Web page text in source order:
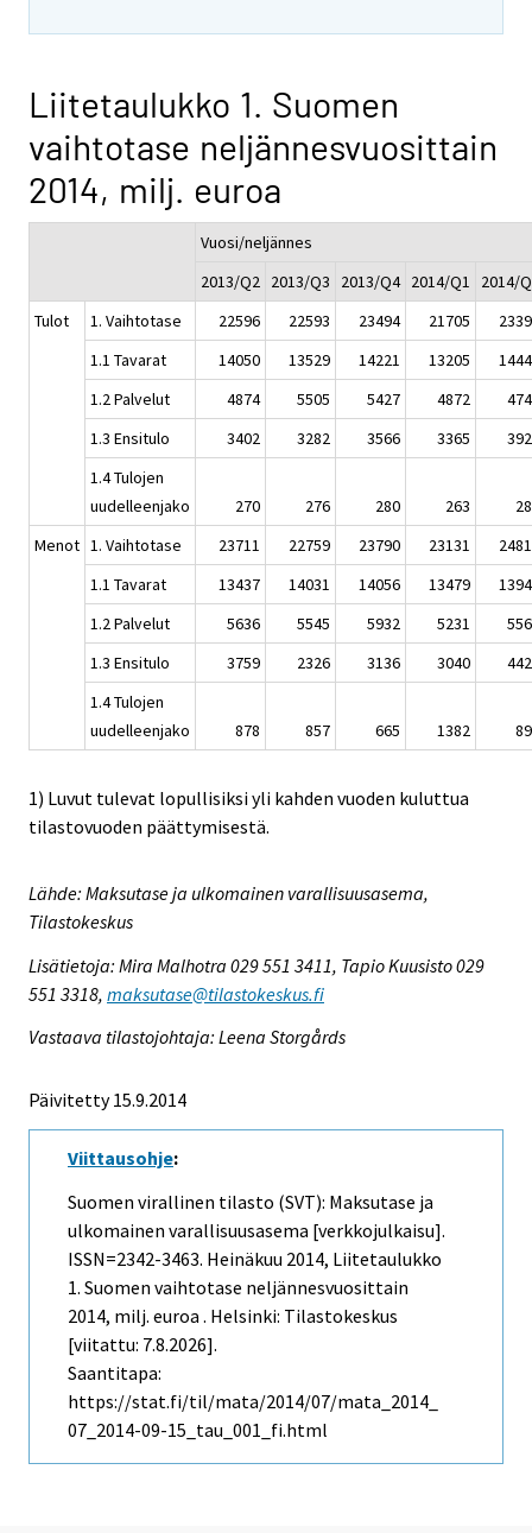
Liitetaulukko 1. Suomen
vaihtotase neljännesvuosittain
2014, milj. euroa
Vuosi/neljännes
2013/Q2 2013/Q3 2013/Q4 2014/Q1
2014/
Tulot
1. Vaihtotase 22596 22593 23494 21705
1.1 Tavarat
14050 13529 14221 13205
1.2 Palvelut
4874 5505 5427 4872
1.3 Ensitulo
3402 3282 3566 3365
1.4 Tulojen
uudelleenjako
270 276 280 263
Menot 1. Vaihtotase 23711 22759 23790 23131
1.1 Tavarat
13437 14031 14056 13479
1.2 Palvelut
5636 5545 5932 5231
1.3 Ensitulo
3759 2326 3136 3040
1.4 Tulojen
uudelleenjako
878 857 665 1382
1) Luvut tulevat lopullisiksi yli kahden vuoden kuluttua
tilastovuoden päättymisestä.
Lähde: Maksutase ja ulkomainen varallisuusasema,
Tilastokeskus
Lisätietoja: Mira Malhotra 029 551 3411, Tapio Kuusisto 029
551 3318, maksutase@tilastokeskus.fi
Vastaava tilastojohtaja: Leena Storgårds
Päivitetty 15.9.2014
Viittausohje:
Suomen virallinen tilasto (SVT): Maksutase ja
ulkomainen varallisuusasema [verkkojulkaisu].
ISSN=2342-3463. Heinäkuu 2014, Liitetaulukko
1. Suomen vaihtotase neljännesvuosittain
2014, milj. euroa . Helsinki: Tilastokeskus
[viitattu: 7.8.2026].
Saantitapa:
https://stat.fi/til/mata/2014/07/mata_2014_
07_2014-09-15_tau_001_fi.html